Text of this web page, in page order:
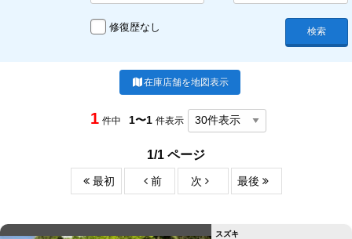
修復歴なし 検索
在庫店舗を地図表示
1 件中 1〜1 件表示
1/1 ページ
最初 前 次 最後
スズキ